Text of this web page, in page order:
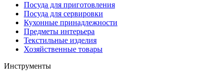
Посуда для приготовления
Посуда для сервировки
Кухонные принадлежности
Предметы интерьера
Текстильные изделия
Хозяйственные товары
Инструменты